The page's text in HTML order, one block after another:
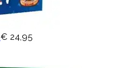
€ 24,95